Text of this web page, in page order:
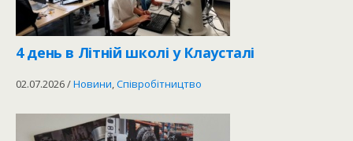
4 день в Літній школі у Клаусталі
02.07.2026/Новини,Співробітництво